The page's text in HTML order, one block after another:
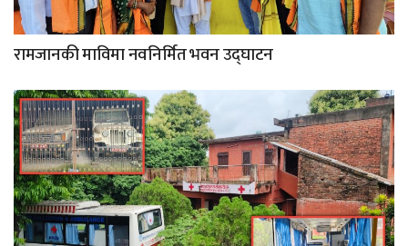
रामजानकी माविमा नवनिर्मित भवन उद्घाटन